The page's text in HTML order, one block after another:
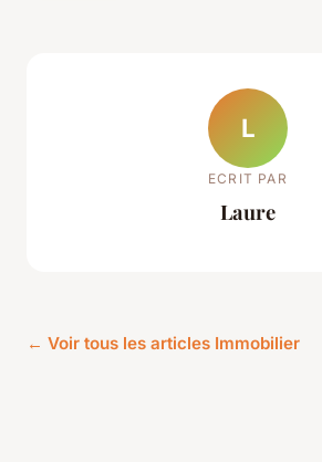
L
ECRIT PAR
Laure
← Voir tous les articles Immobilier